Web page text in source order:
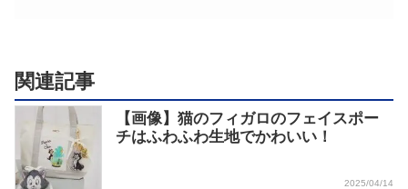
関連記事
【画像】猫のフィガロのフェイスポー
チはふわふわ生地でかわいい！
2025/04/14